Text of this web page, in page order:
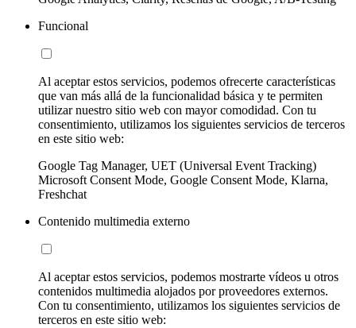
Funcional
Al aceptar estos servicios, podemos ofrecerte características
que van más allá de la funcionalidad básica y te permiten
utilizar nuestro sitio web con mayor comodidad. Con tu
consentimiento, utilizamos los siguientes servicios de terceros
en este sitio web:
Google Tag Manager, UET (Universal Event Tracking)
Microsoft Consent Mode, Google Consent Mode, Klarna,
Freshchat
Contenido multimedia externo
Al aceptar estos servicios, podemos mostrarte vídeos u otros
contenidos multimedia alojados por proveedores externos.
Con tu consentimiento, utilizamos los siguientes servicios de
terceros en este sitio web: